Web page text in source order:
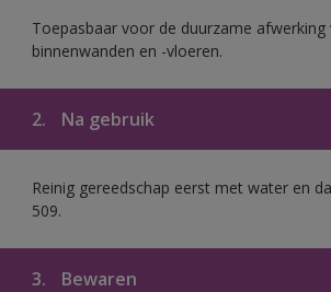
Toepasbaar voor de duurzame afwerking
binnenwanden en -vloeren.
2. Na gebruik
Reinig gereedschap eerst met water en
509.
3. Bewaren